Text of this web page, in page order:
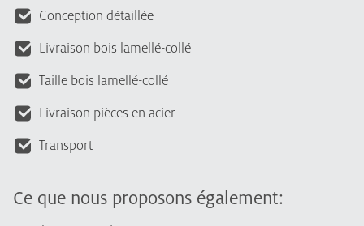
Conception détaillée
Livraison bois lamellé-collé
Taille bois lamellé-collé
Livraison pièces en acier
Transport
Ce que nous proposons également: